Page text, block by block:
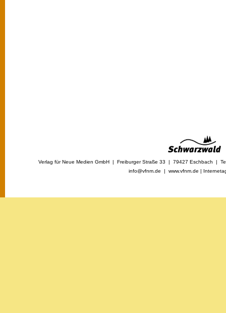
Verlag für Neue Medien GmbH | Freiburger Straße 33 | 79427 Eschbach |
info@vfnm.de | www.vfnm.de |